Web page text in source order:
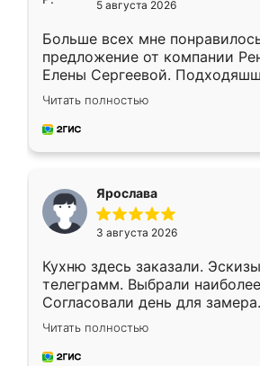
5 августа 2026
Больше всех мне
предложение от компании
Елены Сергеевой.
короткие сроки
для замера сотрудник
предложил по моему эскизу
Читать полностью
Ярослава
3 августа 2026
Кухню здесь заказали.
телеграмм. Выбрали
Согласовали день для
недели кухня была уже
довольны работой. Спасибо
мебель за качественную
Читать полностью